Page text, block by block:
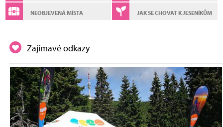
NEOBJEVENÁ MÍSTA JAK SE CHOVAT K JESENÍKŮM
Zajímavé odkazy